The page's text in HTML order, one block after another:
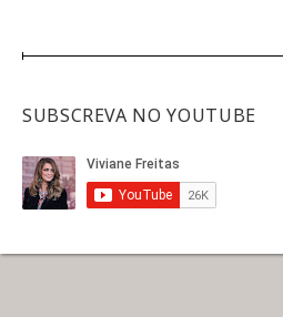
SUBSCREVA NO YOUTUBE